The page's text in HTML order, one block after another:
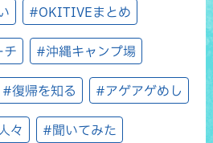
#OKITIVEまとめ
チ #沖縄キャンプ場
#復帰を知る #アゲアゲめし
々 #聞いてみた